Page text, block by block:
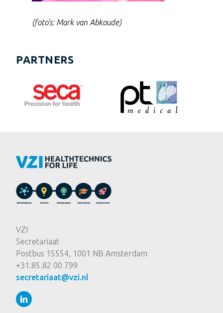
(foto's: Mark van Abkoude)
PARTNERS
VZI
Secretariaat
Postbus 15554, 1001 NB Amsterdam
+31.85.82 00 799
secretariaat@vzi.nl